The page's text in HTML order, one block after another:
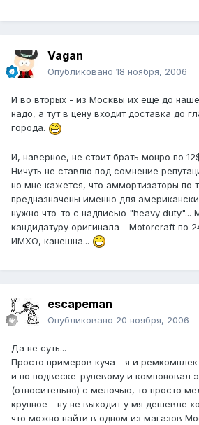
Vagan
Опубликовано 18 ноября, 2006
И во вторых - из Москвы их еще до
надо, а тут в цену входит доставка до
города.
И, наверное, не стоит брать монро по
Ничуть не ставлю под сомнение
но мне кажется, что аммортизаторы по
предназначены именно для
нужно что-то с надписью "heavy duty"...
кандидатуру оригинала - Motorcraft по
ИМХО, канешна...
escapeman
Опубликовано 20 ноября, 2006
Да не суть...
Просто примеров куча - я и
и по подвеске-рулевому и компоновал
(относительно) с мелочью, то просто
крупное - ну не выходит у мя дешевле
что можно найти в одном из магазов